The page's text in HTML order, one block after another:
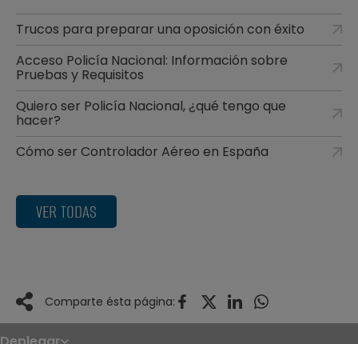
Trucos para preparar una oposición con éxito
Acceso Policía Nacional: Información sobre
Pruebas y Requisitos
Quiero ser Policía Nacional, ¿qué tengo que
hacer?
Cómo ser Controlador Aéreo en España
VER TODAS
Comparte ésta página: